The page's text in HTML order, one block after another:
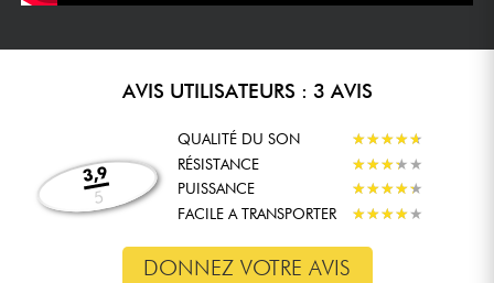
AVIS UTILISATEURS : 3 AVIS
3,9
5
QUALITÉ DU SON ★★★★★
★★★★★
RÉSISTANCE
★★★★ ★
★★★★ ★
PUISSANCE
★★★★★
★★★★★
FACILE A TRANSPORTER
★★★★★
★★★★★
DONNEZ VOTRE AVIS